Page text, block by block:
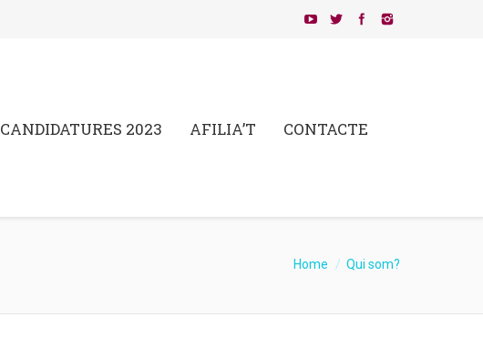
CANDIDATURES 2023 AFILIA’T CONTACTE
Home Qui som?